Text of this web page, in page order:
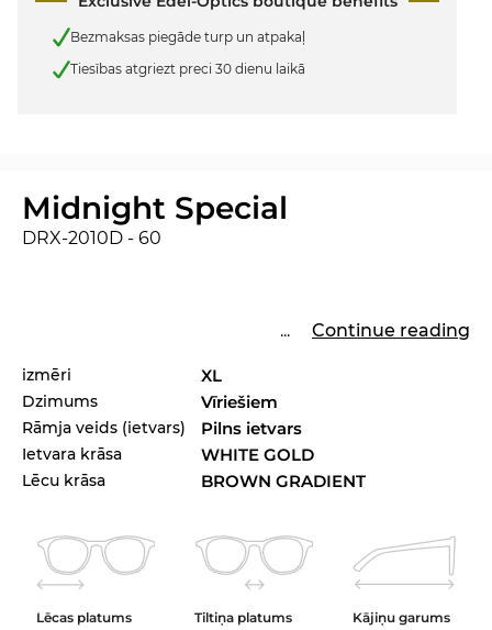
Bezmaksas piegāde turp un atpakaļ
Tiesības atgriezt preci 30 dienu laikā
Midnight Special
DRX-2010D - 60
... Continue reading
izmēri XL
Dzimums Vīriešiem
Rāmja veids (ietvars) Pilns ietvars
Ietvara krāsa WHITE GOLD
Lēcu krāsa BROWN GRADIENT
Lēcas platums
Tiltiņa platums
Kājiņu garums